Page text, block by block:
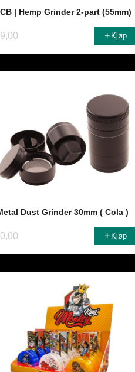
| Hemp Grinder 2-part (55mm)
Kjøp
Dust Grinder 30mm ( Cola )
Kjøp